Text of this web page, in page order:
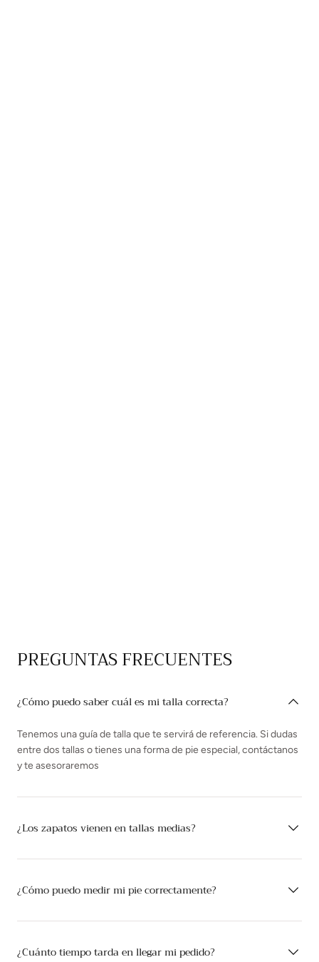
PREGUNTAS FRECUENTES
¿Cómo puedo saber cuál es mi talla correcta?
Tenemos una guía de talla que te servirá de referencia. Si dudas
entre dos tallas o tienes una forma de pie especial, contáctanos
y te asesoraremos
¿Los zapatos vienen en tallas medias?
¿Cómo puedo medir mi pie correctamente?
¿Cuánto tiempo tarda en llegar mi pedido?